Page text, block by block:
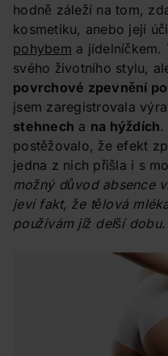
hodně záleží na tom,
kosmetiku, anebo její
pohybem a jídelníčkem.
svého životního stylu,
povrchové zpevnění
jsem zaregistrovala
stehnech a na hýždích.
postěžovalo, že efekt
jedna z nich přišla i s
možný důvod absence
jeví fakt, že tělová
používám již delší